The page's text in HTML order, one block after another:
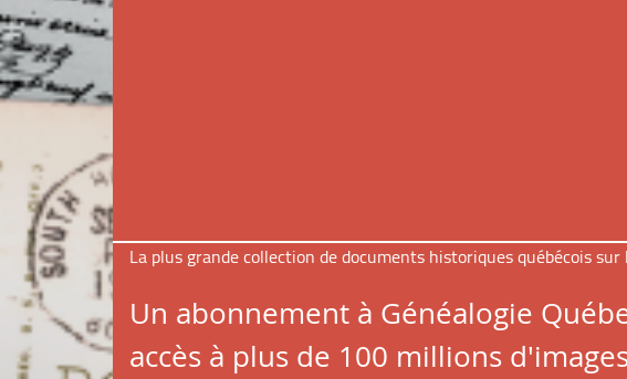
La plus grande collection de documents historiques québécois sur
Un abonnement à Généalogie
accès à plus de 100 millions